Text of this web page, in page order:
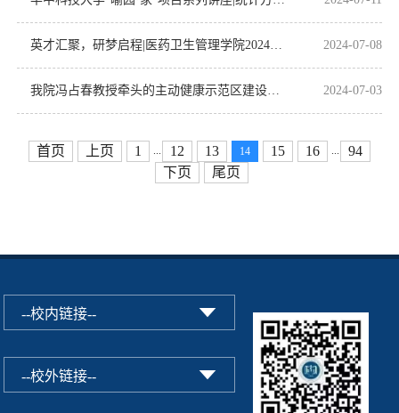
英才汇聚，研梦启程|医药卫生管理学院2024年学术夏令营圆满启动 2024-07-08
我院冯占春教授牵头的主动健康示范区建设推进会顺利召开 2024-07-03
首页 上页 1 ... 12 13 14 15 16 ...
94
下页
尾页